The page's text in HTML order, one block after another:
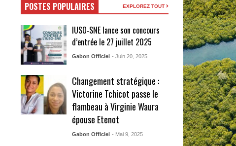
POSTES POPULAIRES EXPLOREZ TOUT
IUSO‑SNE lance son concours
d’entrée le 27 juillet 2025
Gabon Officiel - Juin 20, 2025
Changement stratégique :
Victorine Tchicot passe le
flambeau à Virginie Waura
épouse Etenot
Gabon Officiel - Mai 9, 2025